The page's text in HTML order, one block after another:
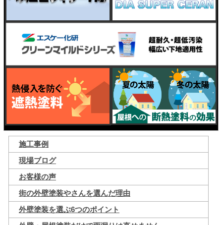
施工事例
現場ブログ
お客様の声
街の外壁塗装やさんを選んだ理由
外壁塗装を選ぶ6つのポイント